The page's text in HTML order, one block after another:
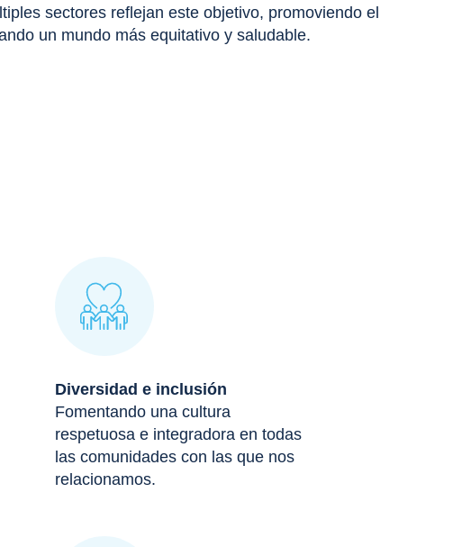
sectores reflejan este objetivo, promoviendo el
un mundo más equitativo y saludable.
Diversidad e inclusión
Fomentando una cultura
respetuosa e integradora en todas
las comunidades con las que nos
relacionamos.